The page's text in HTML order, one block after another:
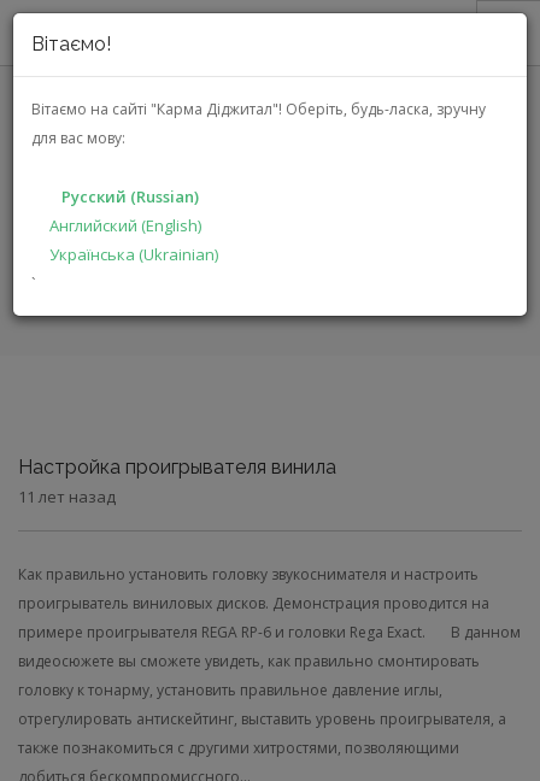
Вітаємо!
Вітаємо на сайті "Карма Діджитал"! Оберіть, будь-ласка, зручну
для вас мову:
Русский (Russian)
Английский (English)
Українська (Ukrainian)
`
О НАС
АКЦИИ
РЕШЕНИЯ
ПРОИЗВОДИТЕЛЯМ
ГЛАВНАЯ СТАТЬИ
Настройка проигрывателя винила
11 лет назад
Как правильно установить головку звукоснимателя и настроить
проигрыватель виниловых дисков. Демонстрация проводится на
примере проигрывателя REGA RP-6 и головки Rega Exact. В данном
видеосюжете вы сможете увидеть, как правильно смонтировать
головку к тонарму, установить правильное давление иглы,
отрегулировать антискейтинг, выставить уровень проигрывателя, а
также познакомиться с другими хитростями, позволяющими
добиться бескомпромиссного...